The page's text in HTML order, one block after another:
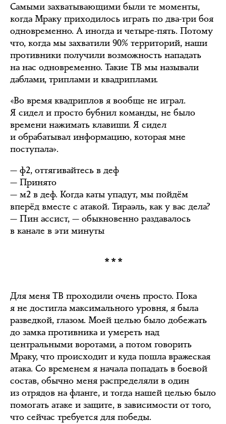
Самыми захватывающими были те моменты,
когда Мраку приходилось играть по два-три боя
одновременно. А иногда и четыре-пять. Потому
что, когда мы захватили 90% территорий, наши
противники получили возможность нападать
на нас одновременно. Такие ТВ мы называли
даблами, триплами и квадриплами.
«Во время квадриплов я вообще не играл.
Я сидел и просто бубнил команды, не было
времени нажимать клавиши. Я сидел
и обрабатывал информацию, которая мне
поступала».
— ф2, оттягивайтесь в деф
— Принято
— м2 в деф. Когда каты упадут, мы пойдём
вперёд вместе с атакой. Тираэль, как у вас дела?
— Пин ассист, — обыкновенно раздавалось
в канале в эти минуты
***
Для меня ТВ проходили очень просто. Пока
я не достигла максимального уровня, я была
разведкой, глазом. Моей целью было добежать
до замка противника и умереть над
центральными воротами, а потом говорить
Мраку, что происходит и куда пошла вражеская
атака. Со временем я начала попадать в боевой
состав, обычно меня распределяли в один
из отрядов на фланге, и тогда нашей целью было
помогать атаке и защите, в зависимости от того,
что сейчас требуется для победы.